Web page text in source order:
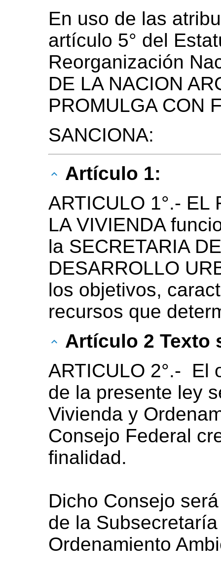
En uso de las
artículo 5° del
Reorganización
DE LA NACION
PROMULGA CON
SANCIONA:
Artículo 1:
ARTICULO 1°.- EL
LA VIVIENDA
la SECRETARIA
DESARROLLO
los objetivos,
recursos que
Artículo 2 Texto
ARTICULO 2°.-
El
de la presente ley
Vivienda y
Consejo Federal
finalidad.
Dicho Consejo
de la
Ordenamiento